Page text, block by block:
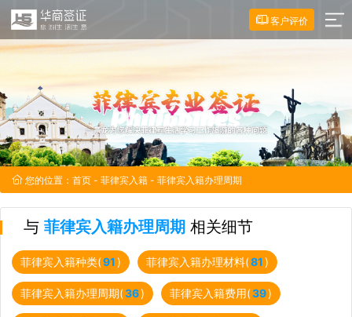
客户评价
您的位置： 首页 - 菲律宾入籍 - 菲律宾入籍办理周期
与 菲律宾入籍办理周期 相关细节
菲律宾入籍种类(91) 菲律宾入籍办理材料(81)
菲律宾入籍办理周期(36) 菲律宾入籍费用(39)